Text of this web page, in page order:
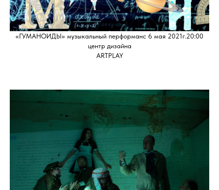
«ГУМАНОИДЫ» музыкальный перформанс 6 мая 2021г.20:00
центр дизайна
ARTPLAY